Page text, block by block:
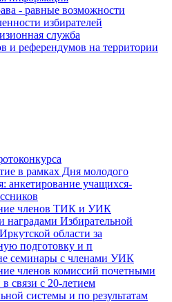
- равные возможности
избирателей
служба
и референдумов на территории
в рамках Дня молодого
анкетирование учащихся-
членов ТИК и УИК
наградами Избирательной
области за
подготовку и п
семинары с членами УИК
членов комиссий почетными
связи с 20-летием
системы и по результатам